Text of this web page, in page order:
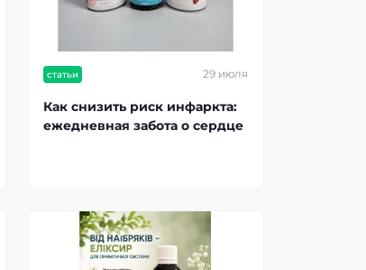
статьи 29 июля
Как снизить риск инфаркта:
ежедневная забота о сердце